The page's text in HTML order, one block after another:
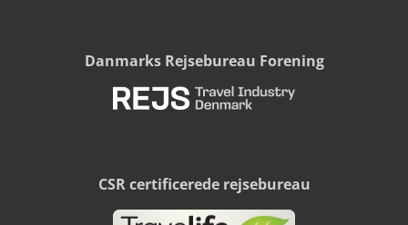
Danmarks Rejsebureau Forening
CSR certificerede rejsebureau